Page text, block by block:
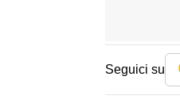
Seguici su